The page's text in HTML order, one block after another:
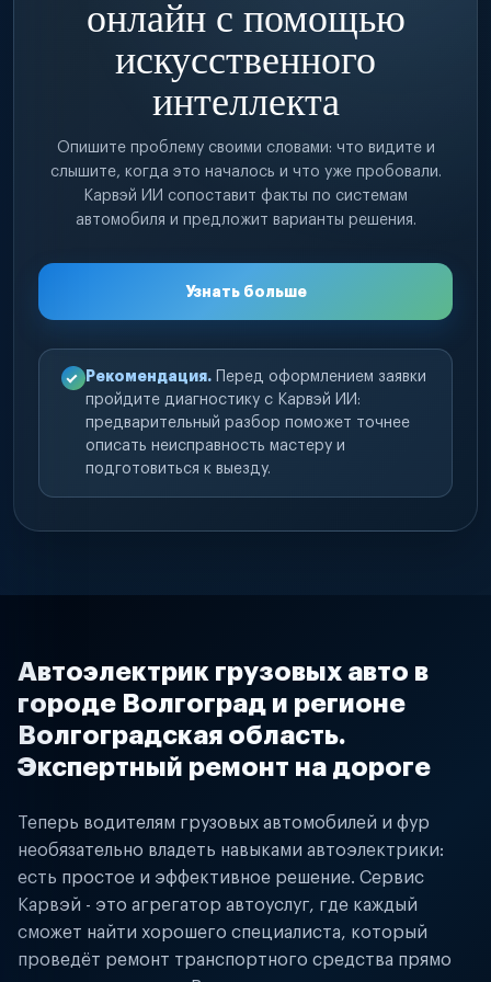
онлайн с помощью
искусственного
интеллекта
Опишите проблему своими словами: что видите и
слышите, когда это началось и что уже пробовали.
Карвэй ИИ сопоставит факты по системам
автомобиля и предложит варианты решения.
Узнать больше
Рекомендация. Перед оформлением заявки
пройдите диагностику с Карвэй ИИ:
предварительный разбор поможет точнее
описать неисправность мастеру и
подготовиться к выезду.
Автоэлектрик грузовых авто в
городе Волгоград и регионе
Волгоградская область.
Экспертный ремонт на дороге
Теперь водителям грузовых автомобилей и фур
необязательно владеть навыками автоэлектрики:
есть простое и эффективное решение. Сервис
Карвэй - это агрегатор автоуслуг, где каждый
сможет найти хорошего специалиста, который
проведёт ремонт транспортного средства прямо